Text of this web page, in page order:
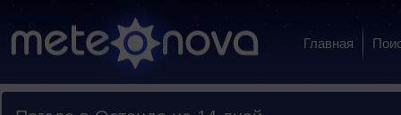
Главная